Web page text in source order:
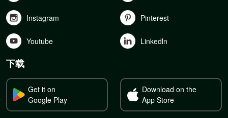
Instagram Pinterest
Youtube Linkedln
下载
Get it on
Google Play
Download on the
App Store